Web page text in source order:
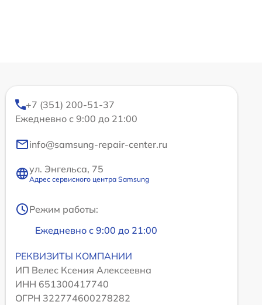
+7 (351) 200-51-37
Ежедневно с 9:00 до 21:00
info@samsung-repair-center.ru
ул. Энгельса, 75
Адрес сервисного центра Samsung
Режим работы:
Ежедневно с 9:00 до 21:00
РЕКВИЗИТЫ КОМПАНИИ
ИП Велес Ксения Алексеевна
ИНН 651300417740
ОГРН 322774600278282